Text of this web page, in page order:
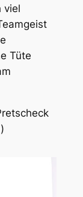
viel
Tüte